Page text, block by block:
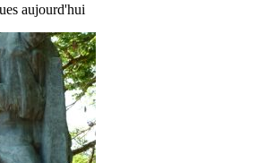
aujourd'hui